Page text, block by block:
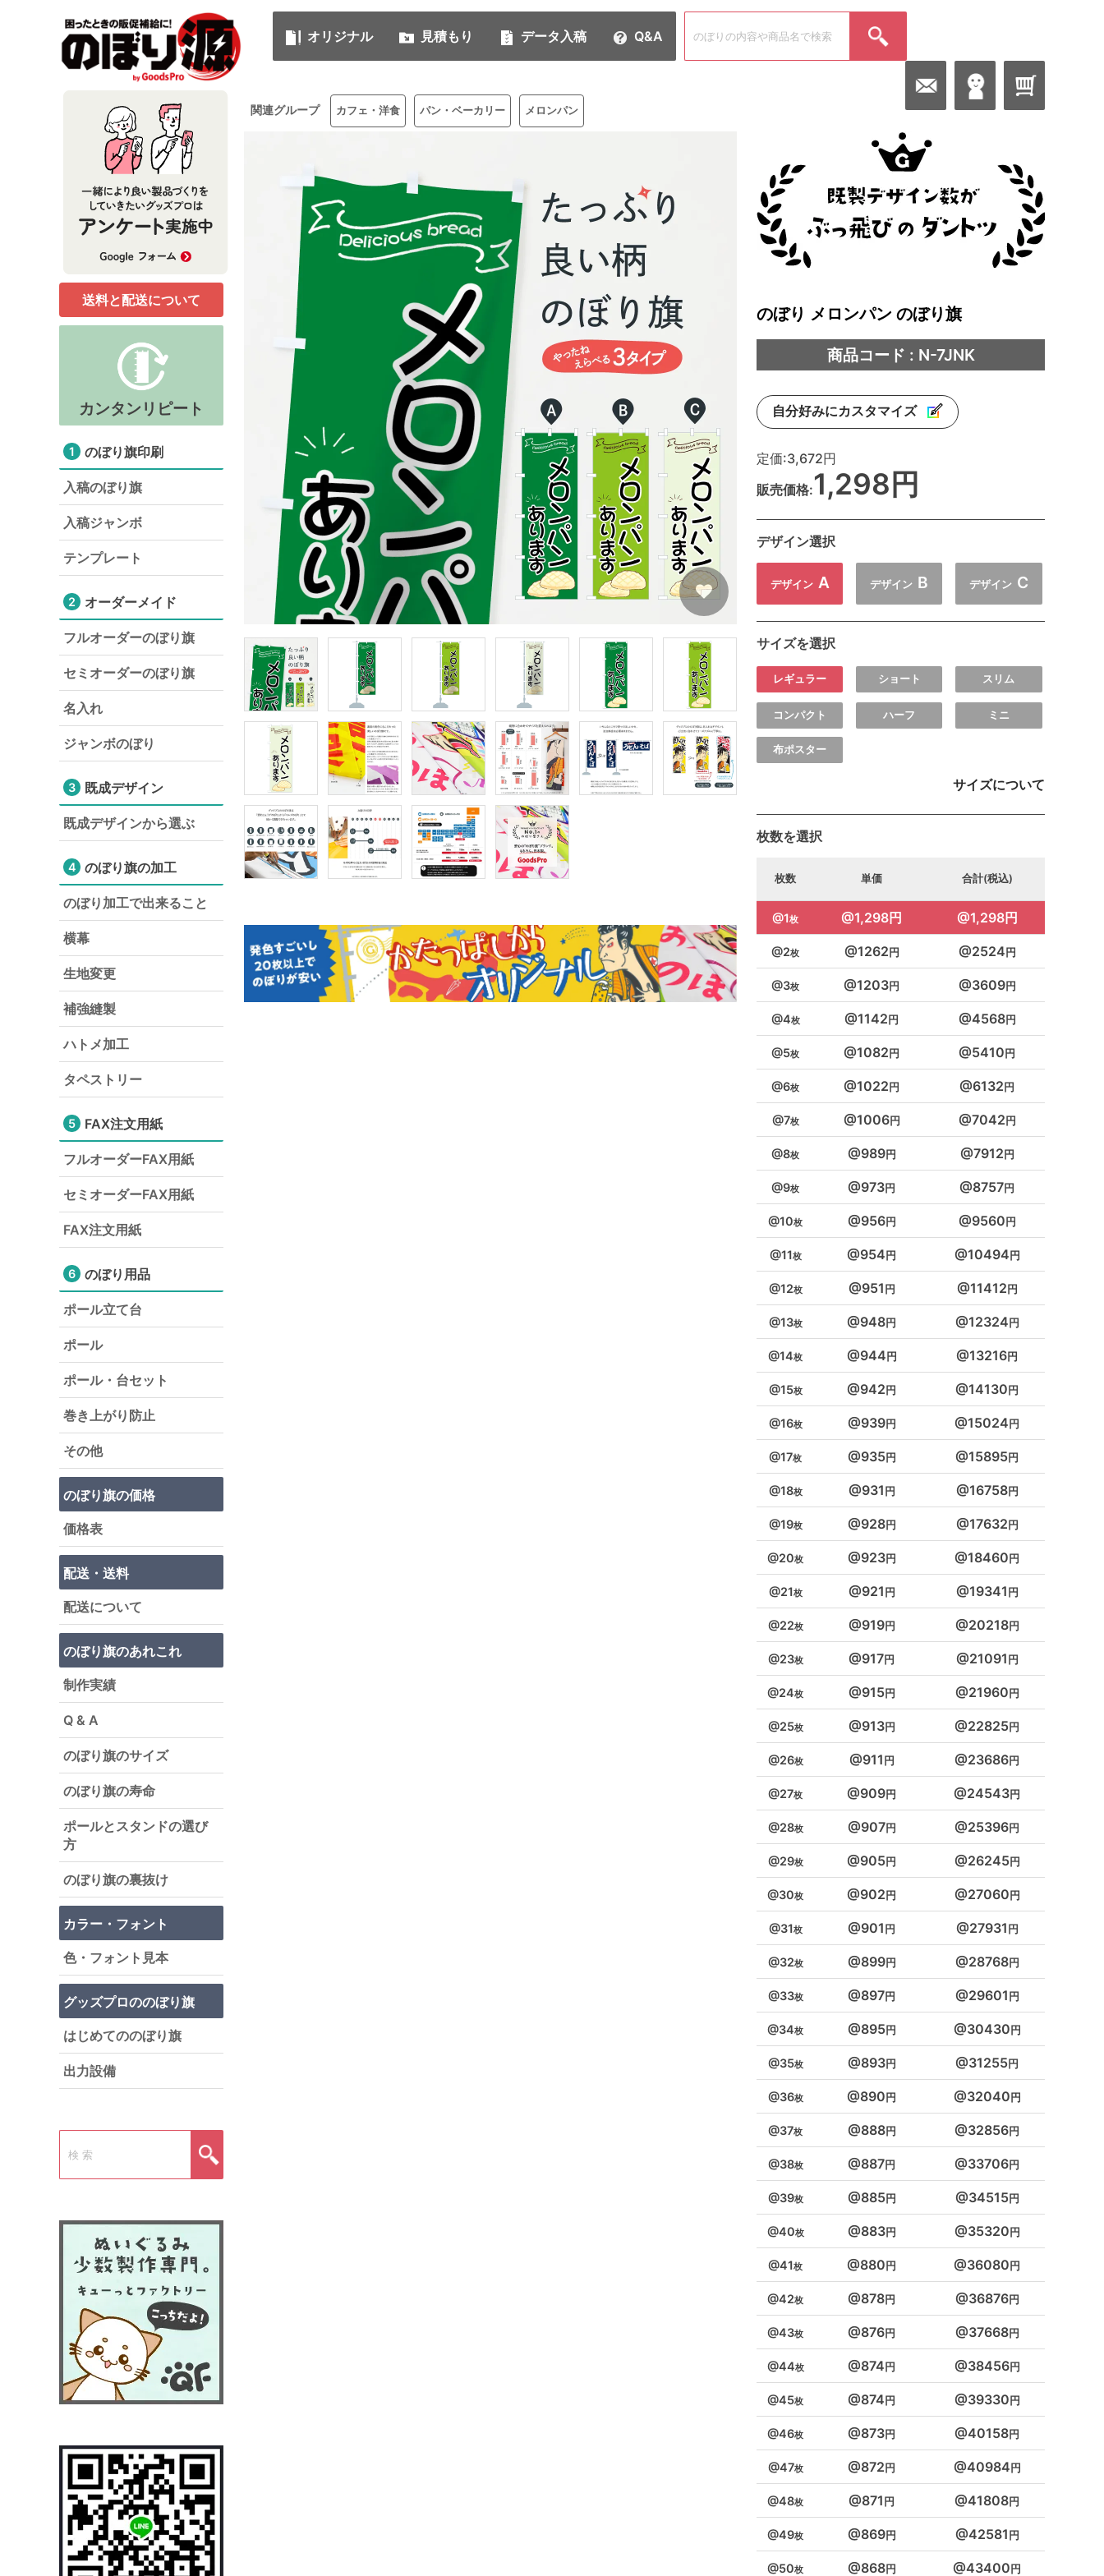
オリジナル 見積もり データ入稿 Q&A
関連グループ カフェ・洋食 パン・ベーカリー メロンパン
のぼり メロンパン のぼり旗
商品コード : N-7JNK
自分好みにカスタマイズ
定価:3,672円
販売価格:1,298円
デザイン選択
デザイン A デザイン B デザイン C
サイズを選択
レギュラー ショート スリム
コンパクト ハーフ ミニ
布ポスター
サイズについて
枚数を選択
枚数 単価 合計(税込)
1 1,298円 1,298円
2 1262 2524
3 1203 3609
4 1142 4568
5 1082 5410
6 1022 6132
7 1006 7042
8 989 7912
9 973 8757
10 956 9560
11 954 10494
12 951 11412
13 948 12324
14 944 13216
15 942 14130
16 939 15024
17 935 15895
18 931 16758
19 928 17632
20 923 18460
21 921 19341
22 919 20218
23 917 21091
24 915 21960
25 913 22825
26 911 23686
27 909 24543
28 907 25396
29 905 26245
30 902 27060
31 901 27931
32 899 28768
33 897 29601
34 895 30430
35 893 31255
36 890 32040
37 888 32856
38 887 33706
39 885 34515
40 883 35320
41 880 36080
42 878 36876
43 876 37668
44 874 38456
45 874 39330
46 873 40158
47 872 40984
48 871 41808
49 869 42581
50 868 43400
送料と配送について
カンタンリピート
1 のぼり旗印刷
入稿のぼり旗
入稿ジャンボ
テンプレート
2 オーダーメイド
フルオーダーのぼり旗
セミオーダーのぼり旗
名入れ
ジャンボのぼり
3 既成デザイン
既成デザインから選ぶ
4 のぼり旗の加工
のぼり加工で出来ること
横幕
生地変更
補強縫製
ハトメ加工
タペストリー
5 FAX注文用紙
フルオーダーFAX用紙
セミオーダーFAX用紙
FAX注文用紙
6 のぼり用品
ポール立て台
ポール
ポール・台セット
巻き上がり防止
その他
のぼり旗の価格
価格表
配送・送料
配送について
のぼり旗のあれこれ
制作実績
Q & A
のぼり旗のサイズ
のぼり旗の寿命
ポールとスタンドの選び
方
のぼり旗の裏抜け
カラー・フォント
色・フォント見本
グッズプロののぼり旗
はじめてののぼり旗
出力設備